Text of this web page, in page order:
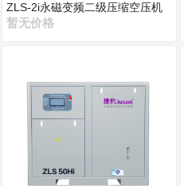
ZLS-2i永磁变频二级压缩空压机
暂无价格